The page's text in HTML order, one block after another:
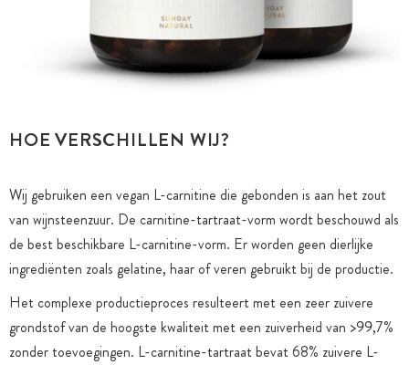
HOE VERSCHILLEN WIJ?
Wij gebruiken een vegan L-carnitine die gebonden is aan het zout
van wijnsteenzuur. De carnitine-tartraat-vorm wordt beschouwd als
de best beschikbare L-carnitine-vorm. Er worden geen dierlijke
ingrediënten zoals gelatine, haar of veren gebruikt bij de productie.
Het complexe productieproces resulteert met een zeer zuivere
grondstof van de hoogste kwaliteit met een zuiverheid van >99,7%
zonder toevoegingen. L-carnitine-tartraat bevat 68% zuivere L-